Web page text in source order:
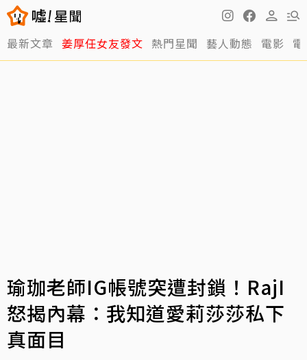
最新文章 姜厚任女友發文 熱門星聞 藝人動態 電影
瑜珈老師IG帳號突遭封鎖！RajI
怒揭內幕：我知道愛莉莎莎私下
真面目